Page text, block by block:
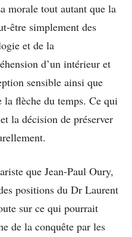
morale tout autant que la
être simplement des
et de la
d’un intérieur et
sensible ainsi que
la flèche du temps. Ce qui
la décision de préserver
que Jean-Paul Oury,
positions du Dr Laurent
sur ce qui pourrait
de la conquête par les